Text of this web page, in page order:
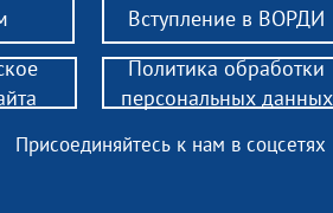
Вступление в ВОРДИ
Присоединяйтесь к нам в соцсетях
Политика обработки
персональных данных